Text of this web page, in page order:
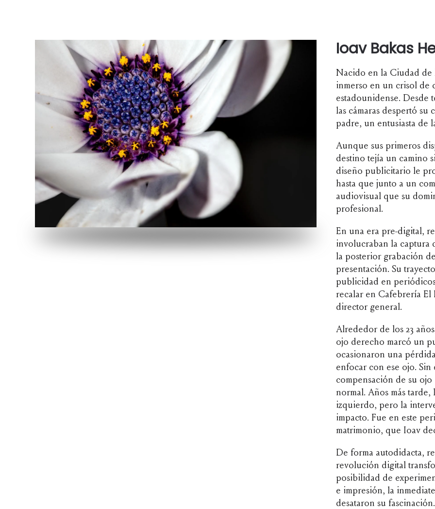
Ioav Bakas
Nacido en la Ciudad de
inmerso en un crisol de
estadounidense. Desde
las cámaras despertó
padre, un entusiasta de
Aunque sus primeros
destino tejía un camino
diseño publicitario le
hasta que junto a un
audiovisual que su
profesional.
En una era pre-digital,
involucraban la captura
la posterior grabación
presentación. Su
publicidad en
recalar en Cafebrería El
director general.
Alrededor de los 23
ojo derecho marcó un
ocasionaron una
enfocar con ese ojo. Sin
compensación de su
normal. Años más tarde,
izquierdo, pero la
impacto. Fue en este
matrimonio, que Ioav
De forma autodidacta,
revolución digital
posibilidad de
e impresión, la
desataron su fascinación.